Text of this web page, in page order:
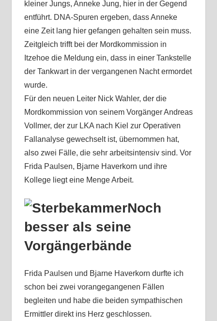
kleiner Jungs, Anneke Jung, hier in der Gegend
entführt. DNA-Spuren ergeben, dass Anneke
eine Zeit lang hier gefangen gehalten sein muss.
Zeitgleich trifft bei der Mordkommission in
Itzehoe die Meldung ein, dass in einer Tankstelle
der Tankwart in der vergangenen Nacht ermordet
wurde.
Für den neuen Leiter Nick Wahler, der die
Mordkommission von seinem Vorgänger Andreas
Vollmer, der zur LKA nach Kiel zur Operativen
Fallanalyse gewechselt ist, übernommen hat,
also zwei Fälle, die sehr arbeitsintensiv sind. Vor
Frida Paulsen, Bjarne Haverkorn und ihre
Kollege liegt eine Menge Arbeit.
Noch
besser als seine
Vorgängerbände
Frida Paulsen und Bjarne Haverkorn durfte ich
schon bei zwei vorangegangenen Fällen
begleiten und habe die beiden sympathischen
Ermittler direkt ins Herz geschlossen.